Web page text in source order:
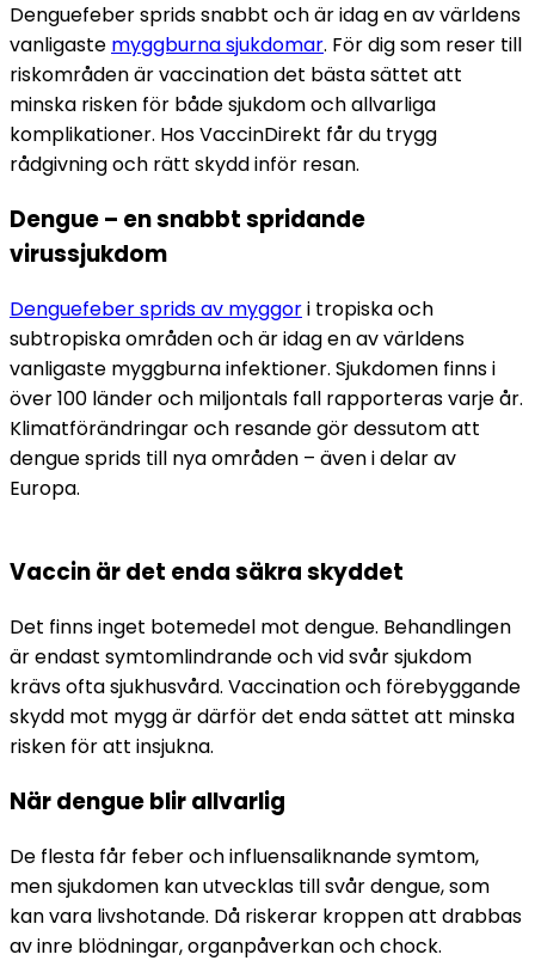
Denguefeber sprids snabbt och är idag en av världens
vanligaste myggburna sjukdomar. För dig som reser till
riskområden är vaccination det bästa sättet att
minska risken för både sjukdom och allvarliga
komplikationer. Hos VaccinDirekt får du trygg
rådgivning och rätt skydd inför resan.
Dengue – en snabbt spridande
virussjukdom
Denguefeber sprids av myggor i tropiska och
subtropiska områden och är idag en av världens
vanligaste myggburna infektioner. Sjukdomen finns i
över 100 länder och miljontals fall rapporteras varje år.
Klimatförändringar och resande gör dessutom att
dengue sprids till nya områden – även i delar av
Europa.
Vaccin är det enda säkra skyddet
Det finns inget botemedel mot dengue. Behandlingen
är endast symtomlindrande och vid svår sjukdom
krävs ofta sjukhusvård. Vaccination och förebyggande
skydd mot mygg är därför det enda sättet att minska
risken för att insjukna.
När dengue blir allvarlig
De flesta får feber och influensaliknande symtom,
men sjukdomen kan utvecklas till svår dengue, som
kan vara livshotande. Då riskerar kroppen att drabbas
av inre blödningar, organpåverkan och chock.